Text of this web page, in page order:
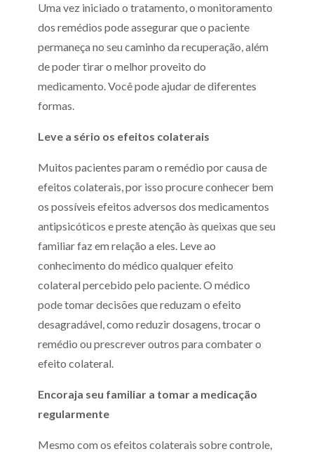
Uma vez iniciado o tratamento, o monitoramento
dos remédios pode assegurar que o paciente
permaneça no seu caminho da recuperação, além
de poder tirar o melhor proveito do
medicamento. Você pode ajudar de diferentes
formas.
Leve a sério os efeitos colaterais
Muitos pacientes param o remédio por causa de
efeitos colaterais, por isso procure conhecer bem
os possíveis efeitos adversos dos medicamentos
antipsicóticos e preste atenção às queixas que seu
familiar faz em relação a eles. Leve ao
conhecimento do médico qualquer efeito
colateral percebido pelo paciente. O médico
pode tomar decisões que reduzam o efeito
desagradável, como reduzir dosagens, trocar o
remédio ou prescrever outros para combater o
efeito colateral.
Encoraja seu familiar a tomar a medicação
regularmente
Mesmo com os efeitos colaterais sobre controle,